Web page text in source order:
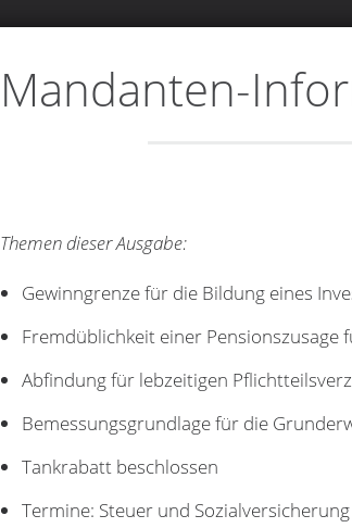
Mandanten-
Themen dieser Ausgabe:
Gewinngrenze für die Bildung eines
Fremdüblichkeit einer Pensionszusage
Abfindung für lebzeitigen
Bemessungsgrundlage für die
Tankrabatt beschlossen
Termine: Steuer und Sozialversicherung